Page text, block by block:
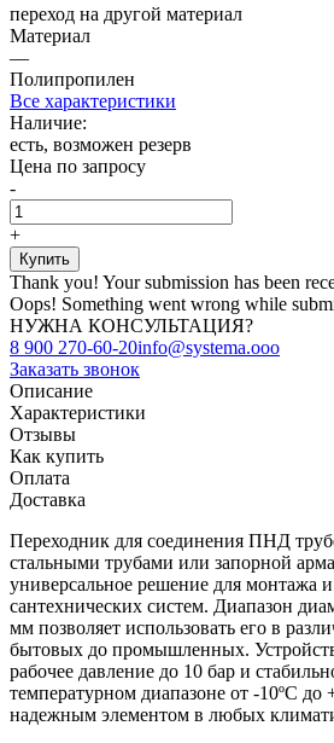
переход на другой материал
Материал
—
Полипропилен
Все характеристики
Наличие:
есть, возможен резерв
Цена по запросу
-
+
Thank you! Your submission has been
Oops! Something went wrong while
НУЖНА КОНСУЛЬТАЦИЯ?
8 900 270-60-20info@systema.ooo
Заказать звонок
Описание
Характеристики
Отзывы
Как купить
Оплата
Доставка
Переходник для соединения ПНД
стальными трубами или запорной
универсальное решение для монтажа
сантехнических систем. Диапазон
мм позволяет использовать его в
бытовых до промышленных.
рабочее давление до 10 бар и
температурном диапазоне от -10ºС до
надежным элементом в любых